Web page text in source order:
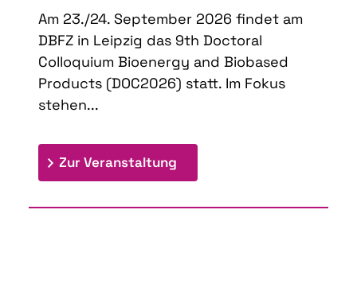
Am 23./24. September 2026 findet am
DBFZ in Leipzig das 9th Doctoral
Colloquium Bioenergy and Biobased
Products (DOC2026) statt. Im Fokus
stehen...
Zur Veranstaltung